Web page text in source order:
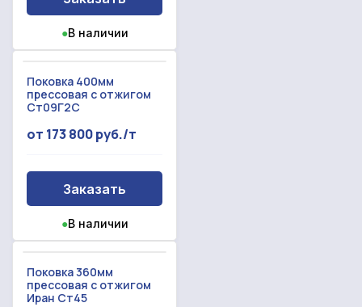
●В наличии
Поковка 400мм
прессовая с отжигом
Ст09Г2С
от 173 800 руб./т
Заказать
●В наличии
Поковка 360мм
прессовая с отжигом
Иран Ст45
Прикрепить смету на расчет
Даю согласие наобработку персональных данных
Заказать звонок
Даю согласие на